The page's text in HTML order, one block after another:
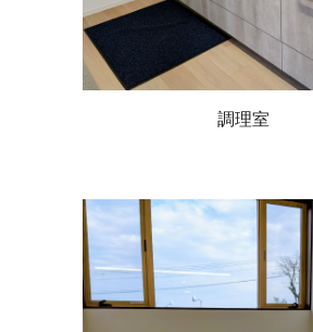
調理室